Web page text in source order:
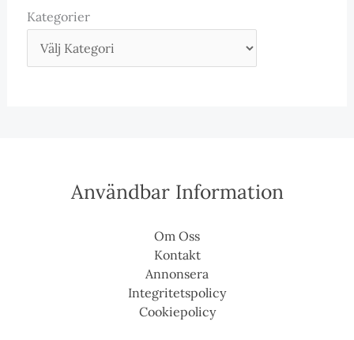
Kategorier
Användbar Information
Om Oss
Kontakt
Annonsera
Integritetspolicy
Cookiepolicy